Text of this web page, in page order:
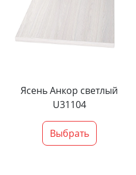
Ясень Анкор светлый
U31104
Выбрать